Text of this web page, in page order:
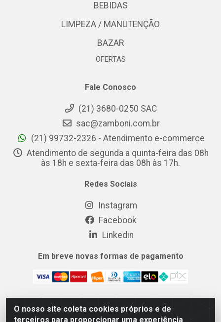
O nosso site coleta cookies próprios e de
terceiros para proporcionar uma experiência
BEBIDAS
LIMPEZA / MANUTENÇÃO
BAZAR
OFERTAS
Fale Conosco
(21) 3680-0250 SAC
sac@zamboni.com.br
(21) 99732-2326 - Atendimento e-commerce
Atendimento de segunda a quinta-feira das 08h
às 18h e sexta-feira das 08h às 17h.
Redes Sociais
Instagram
Facebook
Linkedin
Em breve novas formas de pagamento
MIX CERTO DISTRIBUIDORA DE COSMÉTICOS ALIMENTOS E